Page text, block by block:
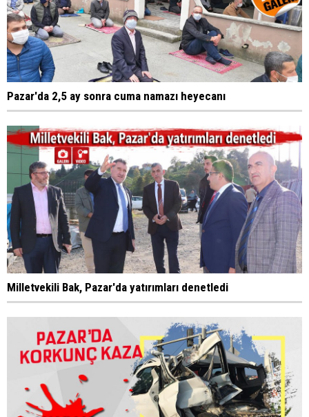
Pazar'da 2,5 ay sonra cuma namazı heyecanı
Milletvekili Bak, Pazar'da yatırımları denetledi